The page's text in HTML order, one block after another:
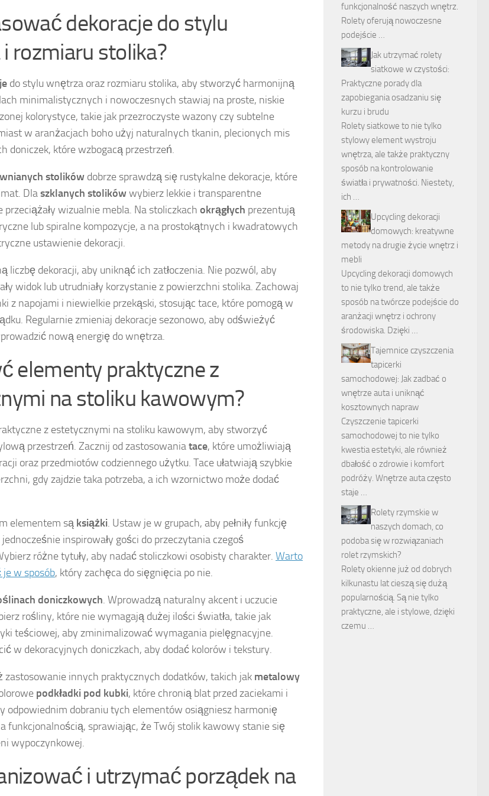
dekoracje do stylu
rozmiaru stolika?
do stylu wnętrza oraz rozmiaru stolika, aby stworzyć harmonijną
minimalistycznych i nowoczesnych stawiaj na proste, niskie
kolorystyce, takie jak przezroczyste wazony czy subtelne
w aranżacjach boho użyj naturalnych tkanin, plecionych mis
doniczek, które wzbogacą przestrzeń.
stolików dobrze sprawdzą się rustykalne dekoracje, które
Dlaszklanych stolikówwybierz lekkie i transparentne
przeciążały wizualnie mebla. Na stoliczkach okrągłych prezentują
lub spiralne kompozycje, a na prostokątnych i kwadratowych
ustawienie dekoracji.
liczbę dekoracji, aby uniknąć ich zatłoczenia. Nie pozwól, aby
widok lub utrudniały korzystanie z powierzchni stolika. Zachowaj
z napojami i niewielkie przekąski, stosując tace, które pomogą w
Regularnie zmieniaj dekoracje sezonowo, aby odświeżyć
nową energię do wnętrza.
elementy praktyczne z
na stoliku kawowym?
z estetycznymi na stoliku kawowym, aby stworzyć
przestrzeń. Zacznij od zastosowaniatace, które umożliwiają
oraz przedmiotów codziennego użytku. Tace ułatwiają szybkie
gdy zajdzie taka potrzeba, a ich wzornictwo może dodać
elementem są książki. Ustaw je w grupach, aby pełniły funkcję
inspirowały gości do przeczytania czegoś
różne tytuły, aby nadać stoliczkowi osobisty charakter. Warto
w sposób, który zachęca do sięgnięcia po nie.
doniczkowych. Wprowadzą naturalny akcent i uczucie
rośliny, które nie wymagają dużej ilości światła, takie jak
teściowej, aby zminimalizować wymagania pielęgnacyjne.
w dekoracyjnych doniczkach, aby dodać kolorów i tekstury.
zastosowanie innych praktycznych dodatków, takich jak metalowy
podkładki pod kubki, które chronią blat przed zaciekami i
odpowiednim dobraniu tych elementów osiągniesz harmonię
funkcjonalnością, sprawiając, że Twój stolik kawowy stanie się
wypoczynkowej.
i utrzymać porządek na
funkcjonalność naszych wnętrz.
Rolety oferują nowoczesne
podejście …
Jak utrzymać rolety
siatkowe w czystości:
Praktyczne porady dla
zapobiegania osadzaniu się
kurzu i brudu
Rolety siatkowe to nie tylko
stylowy element wystroju
wnętrza, ale także praktyczny
sposób na kontrolowanie
światła i prywatności. Niestety,
ich …
Upcycling dekoracji
domowych: kreatywne
metody na drugie życie wnętrz i
mebli
Upcycling dekoracji domowych
to nie tylko trend, ale także
sposób na twórcze podejście do
aranżacji wnętrz i ochrony
środowiska. Dzięki …
Tajemnice czyszczenia
tapicerki
samochodowej: Jak zadbać o
wnętrze auta i uniknąć
kosztownych napraw
Czyszczenie tapicerki
samochodowej to nie tylko
kwestia estetyki, ale również
dbałość o zdrowie i komfort
podróży. Wnętrze auta często
staje …
Rolety rzymskie w
naszych domach, co
podoba się w rozwiązaniach
rolet rzymskich?
Rolety okienne już od dobrych
kilkunastu lat cieszą się dużą
popularnością. Są nie tylko
praktyczne, ale i stylowe, dzięki
czemu …